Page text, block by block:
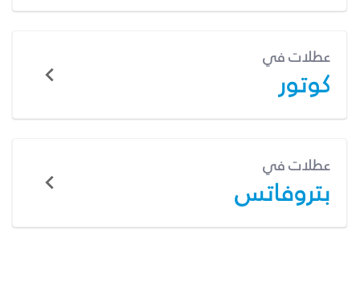
عطلات في
كوتور
عطلات في
بتروفاتس